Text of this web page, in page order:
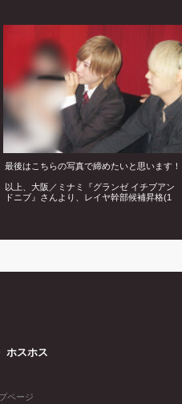
最後はこちらの写真で締めたいと思います！
以上、大阪／ミナミ『グランゼ イチブアン
ドニブ』さんより、レイヤ幹部候補昇格(1
ホスホス
ページ